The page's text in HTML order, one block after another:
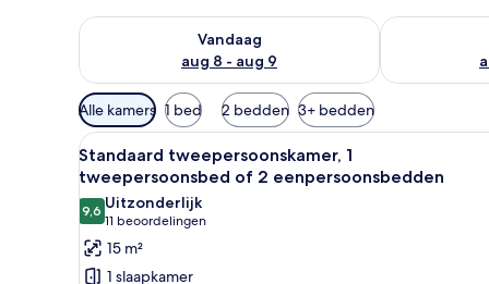
Vandaag
aug 8 - aug 9
De beschikbaarheid controleren voor vanavond
De
Beschikbare
filters
voor
kamers
Alle kamers 1 bed 2 bedden 3+ bedden
Alle
foto's
voor
Standaard
tweepersoonskamer,
8
Standaard tweepersoonskamer, 1
tweepersoonsbed of 2 eenpersoonsbedden
9,69,6 van 10
Uitzonderlijk
11 beoordelingen
(11
beoordelingen)
15 m²
1 slaapkamer